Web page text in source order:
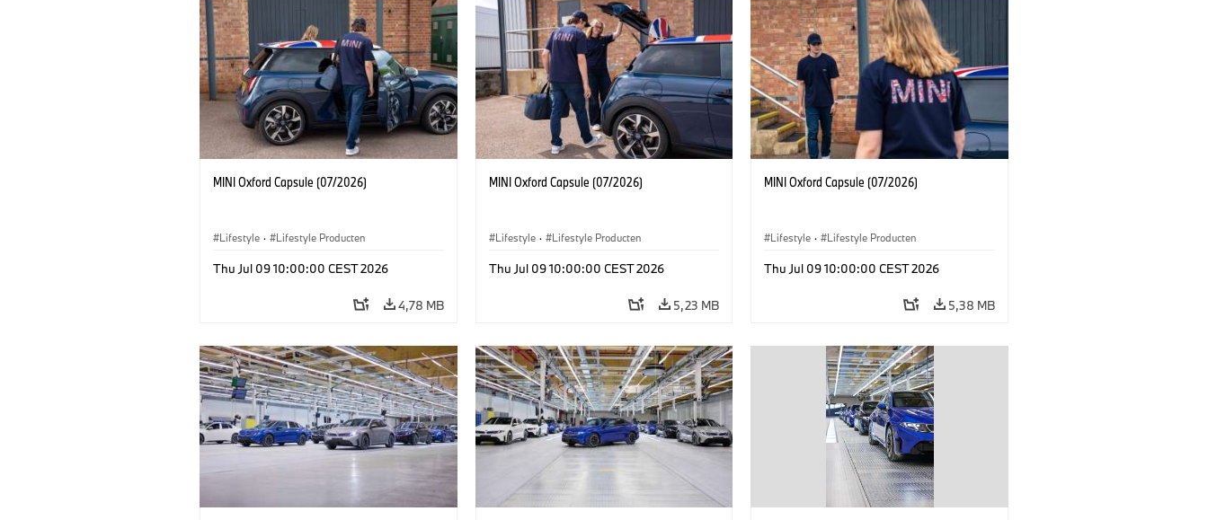
MINI Oxford Capsule (07/2026)
Lifestyle · Lifestyle Producten
Thu Jul 09 10:00:00 CEST 2026
4,78 MB
MINI Oxford Capsule (07/2026)
Lifestyle · Lifestyle Producten
Thu Jul 09 10:00:00 CEST 2026
5,23 MB
MINI Oxford Capsule (07/2026)
Lifestyle · Lifestyle Producten
Thu Jul 09 10:00:00 CEST 2026
5,38 MB